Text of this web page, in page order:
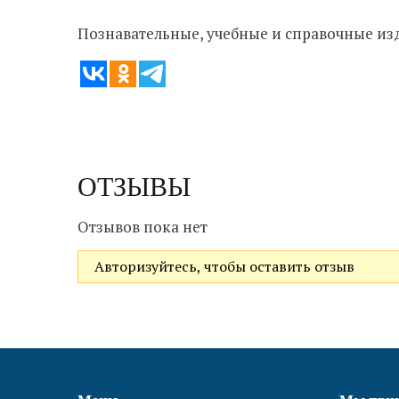
Познавательные, учебные и справочные
ОТЗЫВЫ
Отзывов пока нет
Авторизуйтесь, чтобы оставить отзыв